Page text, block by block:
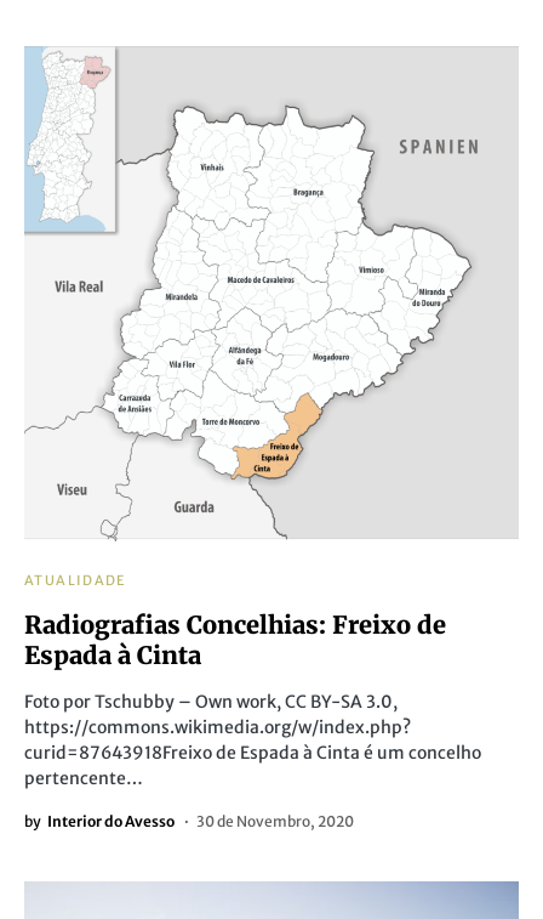
ATUALIDADE
Radiografias Concelhias: Freixo de
Espada à Cinta
Foto por Tschubby – Own work, CC BY-SA 3.0,
https://commons.wikimedia.org/w/index.php?
curid=87643918Freixo de Espada à Cinta é um concelho
pertencente…
by Interior do Avesso 30 de Novembro, 2020